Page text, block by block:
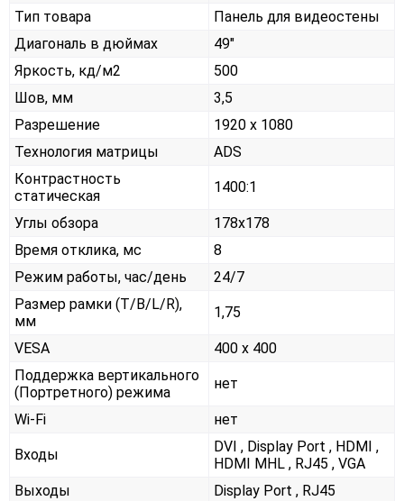
Тип товара
Панель для видеостены
Диагональ в дюймах
49"
Яркость, кд/м2
500
Шов, мм
3,5
Разрешение
1920 x 1080
Технология матрицы
ADS
Контрастность
статическая
1400:1
Углы обзора
178x178
Время отклика, мс
8
Режим работы, час/день
24/7
Размер рамки (T/B/L/R),
мм
1,75
VESA
400 x 400
Поддержка вертикального
(Портретного) режима
нет
Wi-Fi нет
Входы
DVI , Display Port , HDMI ,
HDMI MHL , RJ45 , VGA
Выходы
Display Port , RJ45